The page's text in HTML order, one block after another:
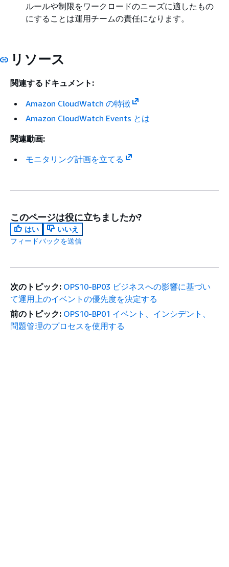
ルールや制限をワークロードのニーズに適したもの
にすることは運用チームの責任になります。
リソース
関連するドキュメント:
Amazon CloudWatch の特徴
Amazon CloudWatch Events とは
関連動画:
モニタリング計画を立てる
このページは役に立ちましたか?
はい
いいえ
フィードバックを送信
次のトピック: OPS10-BP03 ビジネスへの影響に基づい
て運用上のイベントの優先度を決定する
前のトピック: OPS10-BP01 イベント、インシデント、
問題管理のプロセスを使用する